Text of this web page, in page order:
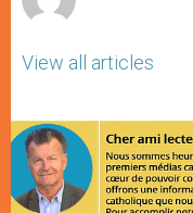
View all articles